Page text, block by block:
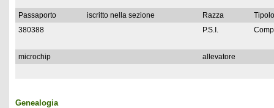
Passaporto iscritto nella sezione Razza
380388
P.S.I.
microchip allevatore
Genealogia